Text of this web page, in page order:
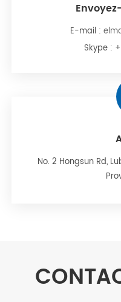
E-mail :
Skype :
No. 2 Hongsun Rd,